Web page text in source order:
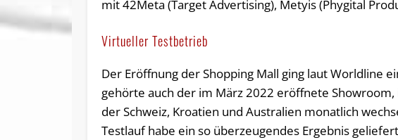
mit 42Meta (Target Advertising), Metyis (Phygital
Virtueller Testbetrieb
Der Eröffnung der Shopping Mall ging laut Worldline
gehörte auch der im März 2022 eröffnete
der Schweiz, Kroatien und Australien monatlich
Testlauf habe ein so überzeugendes Ergebnis